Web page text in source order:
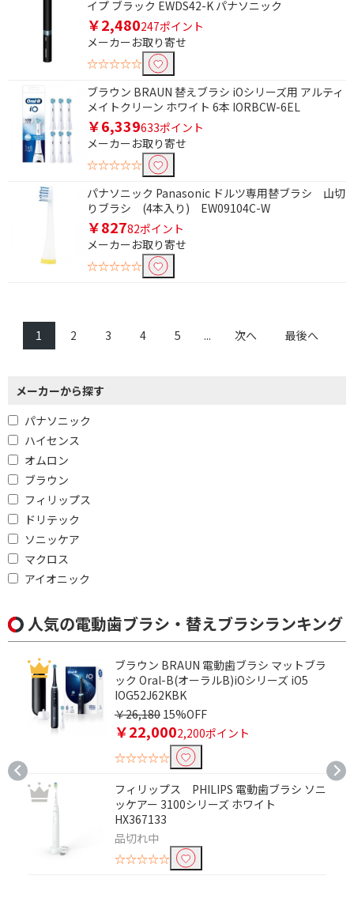
イプ ブラック EWDS42-K パナソニック
￥2,480247ポイント
メーカーお取り寄せ
☆☆☆☆☆
ブラウン BRAUN 替えブラシ iOシリーズ用 アルティ
メイトクリーン ホワイト 6本 IORBCW-6EL
￥6,339633ポイント
メーカーお取り寄せ
☆☆☆☆☆
パナソニック Panasonic ドルツ専用替ブラシ 山切
りブラシ (4本入り) EW09104C-W
￥82782ポイント
メーカーお取り寄せ
☆☆☆☆☆
1 2 3 4 5 ... 次へ 最後へ
メーカーから探す
パナソニック
ハイセンス
オムロン
ブラウン
フィリップス
ドリテック
ソニッケア
マクロス
アイオニック
人気の電動歯ブラシ・替えブラシランキング
ブラウン BRAUN 電動歯ブラシ マットブラ
ック Oral-B(オーラルB)iOシリーズ iO5
IOG52J62KBK
￥26,180 15%OFF
￥22,0002,200ポイント
☆☆☆☆☆
フィリップス PHILIPS 電動歯ブラシ ソニ
ッケアー 3100シリーズ ホワイト
HX367133
品切れ中
☆☆☆☆☆